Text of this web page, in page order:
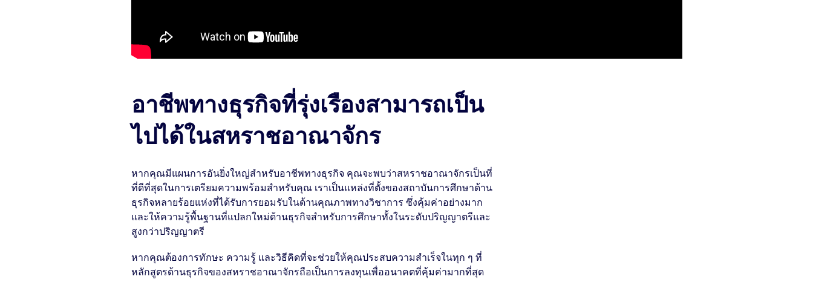
อาชีพทางธุรกิจที่รุ่งเรืองสามารถเป็น
ไปได้ในสหราชอาณาจักร
หากคุณมีแผนการอันยิ่งใหญ่สำหรับอาชีพทางธุรกิจ คุณจะพบว่าสหราชอาณาจักรเป็นที่
ที่ดีที่สุดในการเตรียมความพร้อมสำหรับคุณ เราเป็นแหล่งที่ตั้งของสถาบันการศึกษาด้าน
ธุรกิจหลายร้อยแห่งที่ได้รับการยอมรับในด้านคุณภาพทางวิชาการ ซึ่งคุ้มค่าอย่างมาก
และให้ความรู้พื้นฐานที่แปลกใหม่ด้านธุรกิจสำหรับการศึกษาทั้งในระดับปริญญาตรีและ
สูงกว่าปริญญาตรี
หากคุณต้องการทักษะ ความรู้ และวิธีคิดที่จะช่วยให้คุณประสบความสำเร็จในทุก ๆ ที่
หลักสูตรด้านธุรกิจของสหราชอาณาจักรถือเป็นการลงทุนเพื่ออนาคตที่คุ้มค่ามากที่สุด